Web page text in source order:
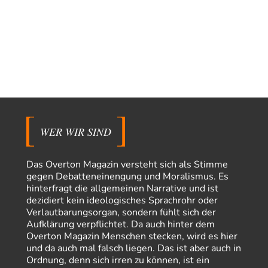
nur sagen, was die…
»Der freie Wille ist ein Mythos«
Rrrrrrichtig: Kritik am Chef und Du wirst exkludiert. Ein typischer
Schulterklopferblog. Wer wie Herr Erdmann…
Platons Sokratesvor 15 Stunden zu:
Die Revolution, die nie scheiterte
Es gibt 3 Arten von Freiheit: die geistige ,die seelische und die physische.
Man darf…
Erzengelinvor 16 Stunden zu:
WER WIR SIND
Das Overton Magazin versteht sich als Stimme
gegen Debatteneinengung und Moralismus. Es
hinterfragt die allgemeinen Narrative und ist
dezidiert kein ideologisches Sprachrohr oder
Verlautbarungsorgan, sondern fühlt sich der
Aufklärung verpflichtet. Da auch hinter dem
Overton Magazin Menschen stecken, wird es hier
und da auch mal falsch liegen. Das ist aber auch in
Ordnung, denn sich irren zu können, ist ein